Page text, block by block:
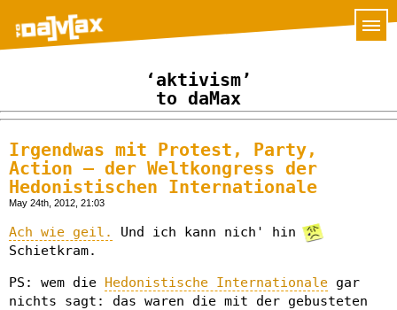
‘aktivism’
to daMax
Irgendwas mit Protest, Party,
Action – der Weltkongress der
Hedonistischen Internationale
May 24th, 2012, 21:03
Ach wie geil.
Und ich kann nich' hin
Schietkram.
PS: wem die Hedonistische Internationale gar
nichts sagt: das waren die mit der gebusteten